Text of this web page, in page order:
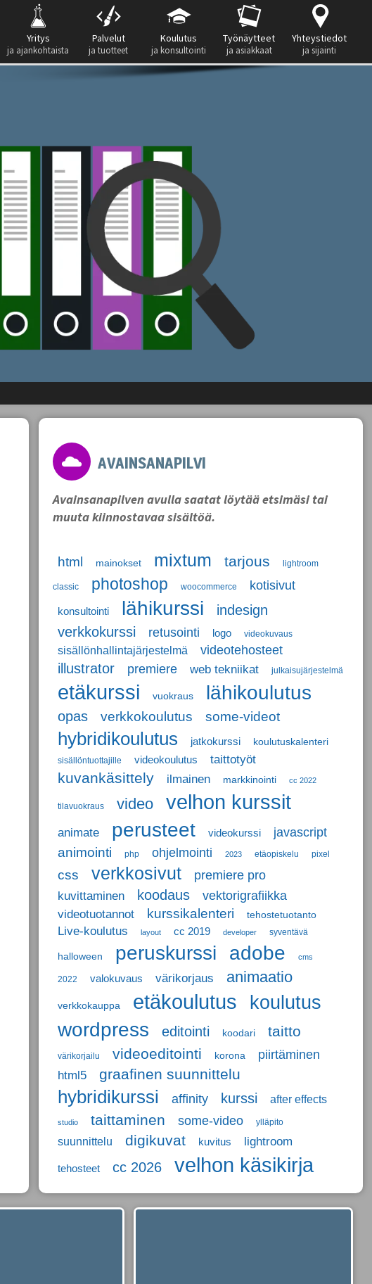
Yritys
ja ajankohtaista
Palvelut
ja tuotteet
Koulutus
ja konsultointi
Työnäytteet
ja asiakkaat
Yhteystiedot
ja sijainti
AVAINSANAPILVI
Avainsanapilven avulla saatat löytää etsimäsi tai
muuta kiinnostavaa sisältöä.
html mainokset mixtum tarjous lightroom
classic photoshop woocommerce kotisivut
konsultointi lähikurssi
indesign
verkkokurssi
retusointi logo videokuvaus
sisällönhallintajärjestelmä videotehosteet
illustrator premiere web tekniikat julkaisujärjestelmä
etäkurssi vuokraus lähikoulutus
opas verkkokoulutus some-videot
hybridikoulutus jatkokurssi koulutuskalenteri
sisällöntuottajille videokoulutus taittotyöt
kuvankäsittely ilmainen markkinointi cc 2022
tilavuokraus video velhon kurssit
animate perusteet videokurssi
javascript
animointi
php ohjelmointi 2023 etäopiskelu pixel
css verkkosivut premiere pro
kuvittaminen koodaus vektorigrafiikka
videotuotannot kurssikalenteri tehostetuotanto
Live-koulutus layout cc 2019 developer syventävä
halloween peruskurssi adobe cms
2022 valokuvaus värikorjaus animaatio
verkkokauppa etäkoulutus
koulutus
wordpress
editointi koodari taitto
värikorjailu videoeditointi korona piirtäminen
html5 graafinen suunnittelu
hybridikurssi affinity kurssi after effects
studio taittaminen some-video ylläpito
suunnittelu digikuvat kuvitus lightroom
tehosteet cc 2026 velhon käsikirja